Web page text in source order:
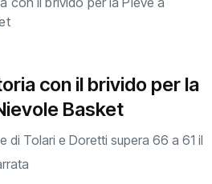
con il brivido per la
Basket
di Tolari e Doretti supera 66 a 61 il